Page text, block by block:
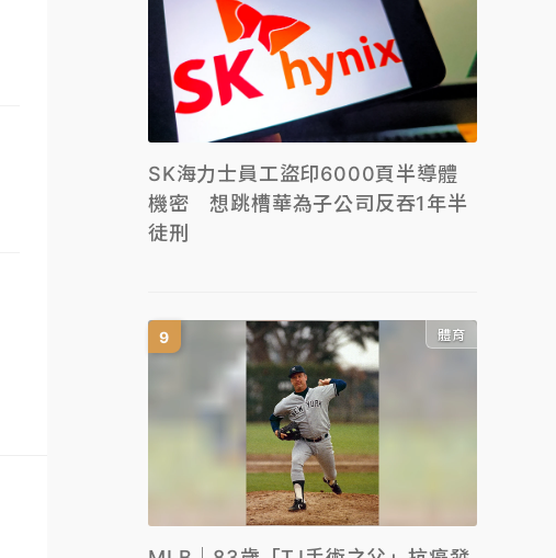
SK海力士員工盜印6000頁半導體
機密 想跳槽華為子公司反吞1年半
徒刑
體育